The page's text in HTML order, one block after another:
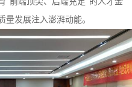
量发展注入澎湃动能。